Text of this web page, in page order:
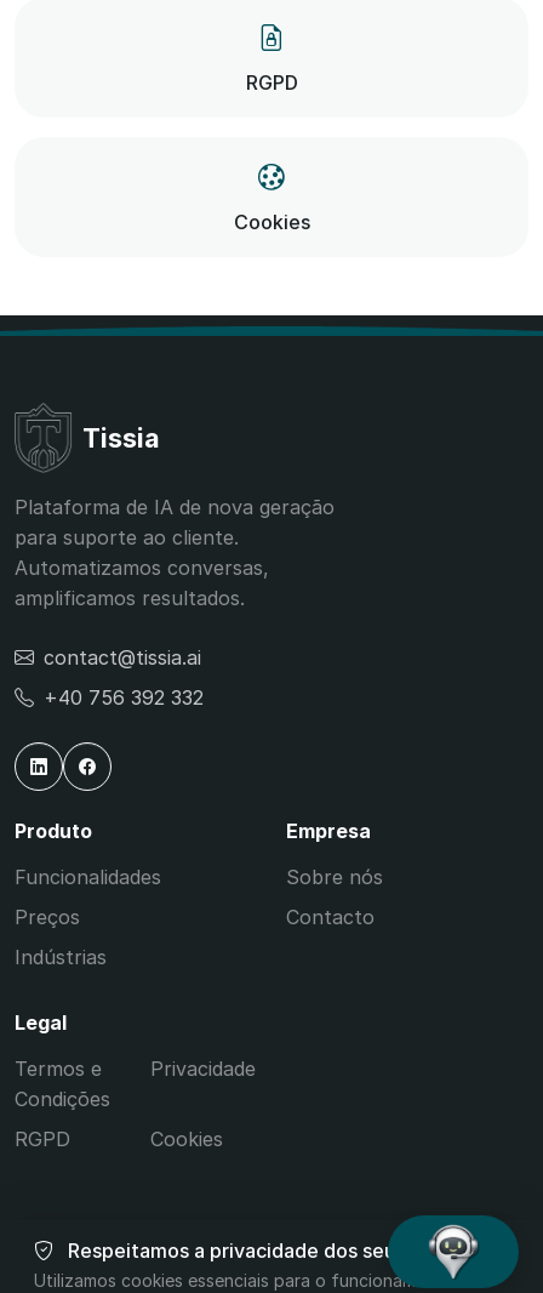
RGPD
Cookies
Tissia
Plataforma de IA de nova geração
para suporte ao cliente.
Automatizamos conversas,
amplificamos resultados.
contact@tissia.ai
+40 756 392 332
Produto
Funcionalidades
Preços
Indústrias
Empresa
Sobre nós
Contacto
Legal
Termos e
Condições
Privacidade
RGPD Cookies
© 2026 Tissia. Todos os direitos reservados.
Respeitamos a privacidade dos seus dados
Utilizamos cookies essenciais para o funcionamento do